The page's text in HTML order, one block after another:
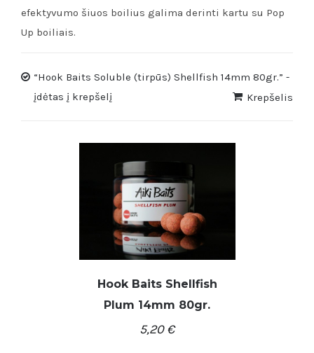
efektyvumo šiuos boilius galima derinti kartu su Pop
Up boiliais.
“Hook Baits Soluble (tirpūs) Shellfish 14mm 80gr.” -
įdėtas į krepšelį
Krepšelis
Hook Baits Shellfish
Plum 14mm 80gr.
5,20€